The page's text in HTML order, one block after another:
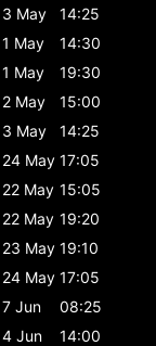
3 May
14:25
1 May
14:30
1 May
19:30
2 May
15:00
3 May
14:25
24 May 17:05
22 May 15:05
22 May 19:20
23 May 19:10
24 May 17:05
7 Jun
08:25
4 Jun
14:00